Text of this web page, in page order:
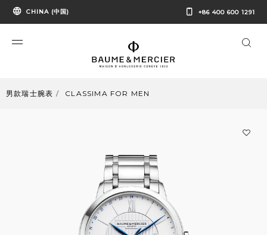
CHINA (中国) +86 400 600 1291
男款瑞士腕表 CLASSIMA FOR MEN